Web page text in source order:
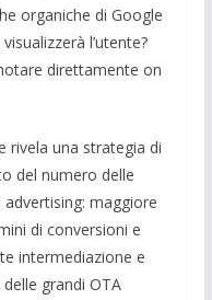
organiche di Google
l’utente?
direttamente on
rivela una strategia di
del numero delle
maggiore
di conversioni e
intermediazione e
grandi OTA